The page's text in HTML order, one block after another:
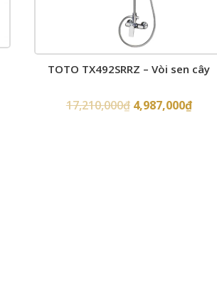
TOTO TX492SRRZ – Vòi sen cây
17,210,000₫ 4,987,000₫